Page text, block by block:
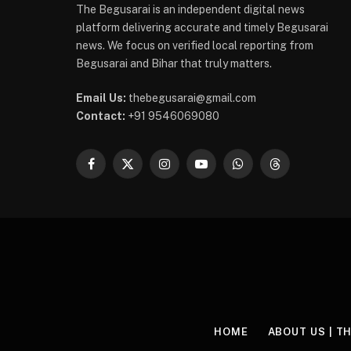
The Begusarai is an independent digital news
platform delivering accurate and timely Begusarai
news. We focus on verified local reporting from
Begusarai and Bihar that truly matters.
Email Us: thebegusarai@gmail.com
Contact: +91 9546069080
Facebook
X
InstagramYouTubeWhatsAppThreads
HOME ABOUT US |